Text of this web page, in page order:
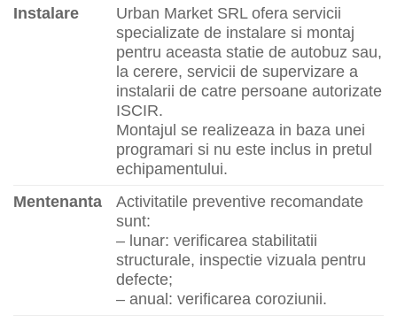
Instalare
Urban Market SRL ofera servicii
specializate de instalare si montaj
pentru aceasta statie de autobuz sau,
la cerere, servicii de supervizare a
instalarii de catre persoane autorizate
ISCIR.
Montajul se realizeaza in baza unei
programari si nu este inclus in pretul
echipamentului.
Mentenanta
Activitatile preventive recomandate
sunt:
– lunar: verificarea stabilitatii
structurale, inspectie vizuala pentru
defecte;
– anual: verificarea coroziunii.